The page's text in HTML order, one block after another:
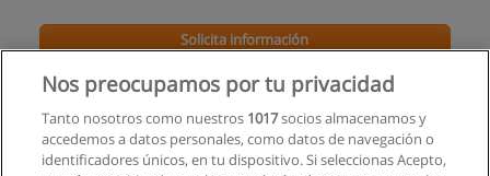
Solicita información
Nos preocupamos por tu privacidad
Tanto nosotros como nuestros 1017socios almacenamos y
accedemos a datos personales, como datos de navegación o
identificadores únicos, en tu dispositivo. Si seleccionas Acepto,